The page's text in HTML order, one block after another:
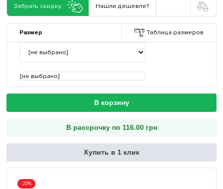
Забрать скидку Нашли дешевле?
Размер Таблица размеров
[не выбрано]
В корзину
В рассрочку по 116.00 грн
Купить в 1 клик
-20%